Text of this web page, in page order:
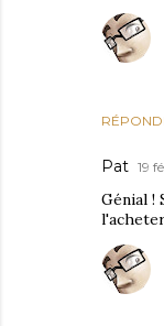
Pat 19
Génial !